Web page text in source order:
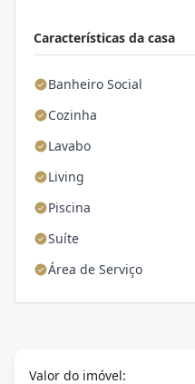
Características da casa
Banheiro Social
Cozinha
Lavabo
Living
Piscina
Suíte
Área de Serviço
Valor do imóvel: